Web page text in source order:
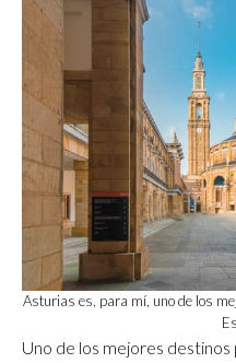
Asturias es, para mí, uno de los
Uno de los mejores destinos